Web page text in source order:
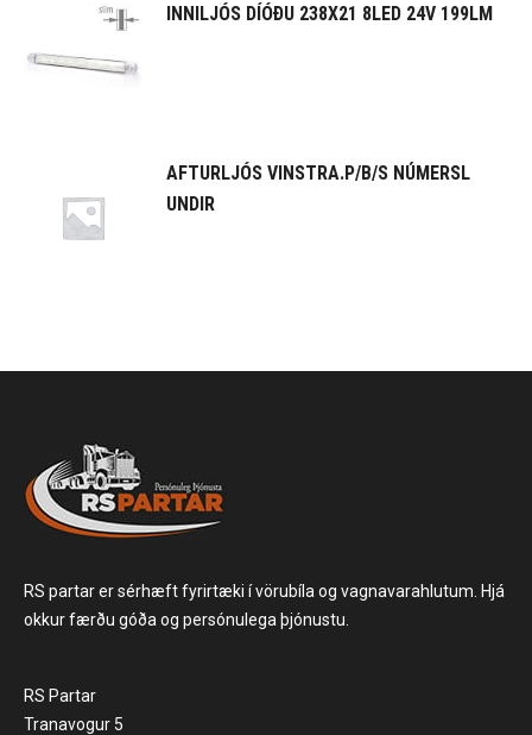
INNILJÓS DÍÓÐU 238X21 8LED 24V 199LM
AFTURLJÓS VINSTRA.P/B/S NÚMERSL
UNDIR
RS partar er sérhæft fyrirtæki í vörubíla og vagnavarahlutum. Hjá
okkur færðu góða og persónulega þjónustu.
RS Partar
Tranavogur 5